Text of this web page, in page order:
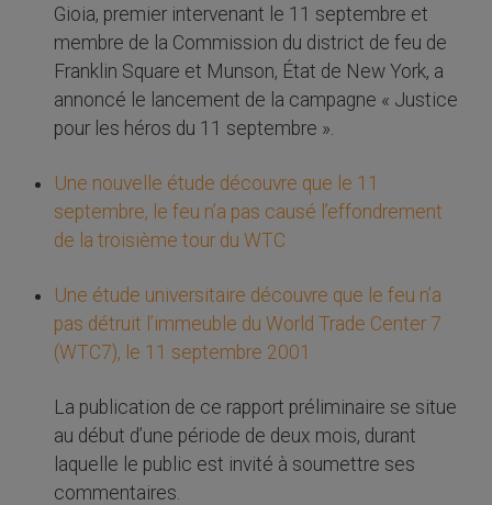
Gioia, premier intervenant le 11 septembre et
membre de la Commission du district de feu de
Franklin Square et Munson, État de New York, a
annoncé le lancement de la campagne « Justice
pour les héros du 11 septembre ».
Une nouvelle étude découvre que le 11
septembre, le feu n’a pas causé l’effondrement
de la troisième tour du WTC
Une étude universitaire découvre que le feu n’a
pas détruit l’immeuble du World Trade Center 7
(WTC7), le 11 septembre 2001
La publication de ce rapport préliminaire se situe
au début d’une période de deux mois, durant
laquelle le public est invité à soumettre ses
commentaires.